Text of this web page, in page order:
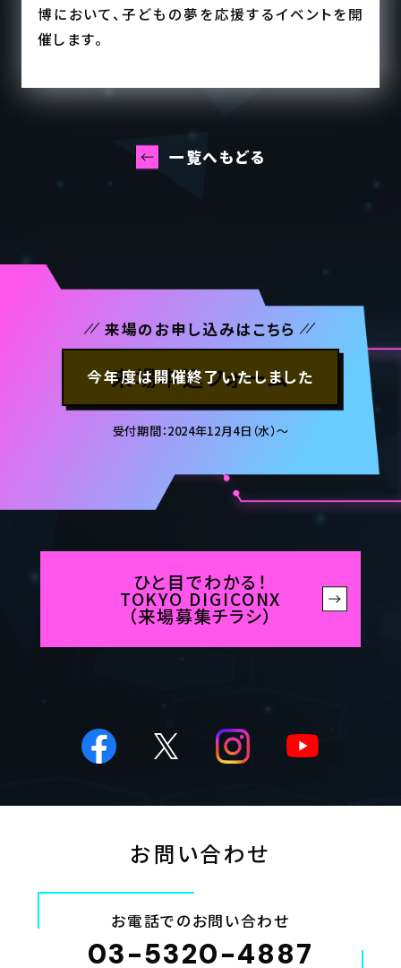
博において、子どもの夢を応援するイベントを開
催します。
一覧へもどる
来場のお申し込みはこちら
来場申込フォーム
受付期間：2024年12月4日（水）〜
ひと目でわかる！
TOKYO DIGICONX
（来場募集チラシ）
お問い合わせ
お電話でのお問い合わせ
03-5320-4887